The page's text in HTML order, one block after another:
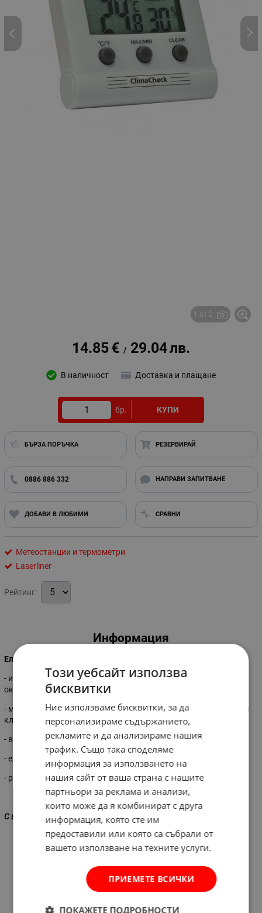
1 от 2
14.85€ / 29.04лв.
В наличност Доставка и плащане
бр. КУПИ
БЪРЗА ПОРЪЧКА РЕЗЕРВИРАЙ
0886 886 332 НАПРАВИ ЗАПИТВАНЕ
ДОБАВИ В ЛЮБИМИ СРАВНИ
Метеостанции и термометри
Laserliner
Рейтинг:
Информация
Електронен термометър и влагомер
- измерване на относителна влажност (20% rH до 99% rH) и
околна температура (0°C до 50°C)
- може да се използва като настолно устройство с разтегателен
клипс
- вграден магнитен държач
- електронен дисплей
- размери: 65х55 мм.
С включени батерии!
Този уебсайт използва
бисквитки
Ние използваме бисквитки, за да
персонализираме съдържанието,
рекламите и да анализираме нашия
трафик. Също така споделяме
информация за използването на
нашия сайт от ваша страна с нашите
партньори за реклама и анализи,
които може да я комбинират с друга
информация, която сте им
предоставили или която са събрали от
вашето използване на техните услуги.
ПРИЕМЕТЕ ВСИЧКИ
ПОКАЖЕТЕ ПОДРОБНОСТИ